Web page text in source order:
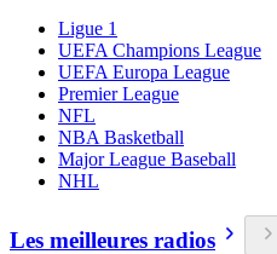
Ligue 1
UEFA Champions League
UEFA Europa League
Premier League
NFL
NBA Basketball
Major League Baseball
NHL
Les meilleures radios